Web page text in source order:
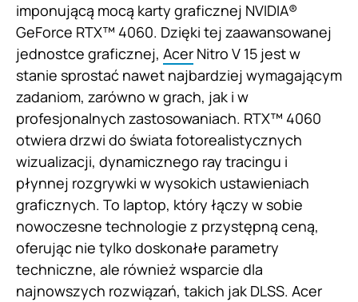
imponującą mocą karty graficznej NVIDIA®
GeForce RTX™ 4060. Dzięki tej zaawansowanej
jednostce graficznej, Acer Nitro V 15 jest w
stanie sprostać nawet najbardziej wymagającym
zadaniom, zarówno w grach, jak i w
profesjonalnych zastosowaniach. RTX™ 4060
otwiera drzwi do świata fotorealistycznych
wizualizacji, dynamicznego ray tracingu i
płynnej rozgrywki w wysokich ustawieniach
graficznych. To laptop, który łączy w sobie
nowoczesne technologie z przystępną ceną,
oferując nie tylko doskonałe parametry
techniczne, ale również wsparcie dla
najnowszych rozwiązań, takich jak DLSS. Acer